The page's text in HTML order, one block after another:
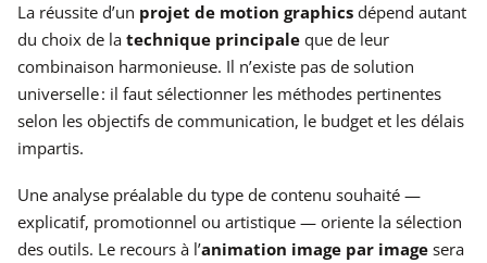
La réussite d’un projet de motion graphics dépend autant
du choix de la technique principale que de leur
combinaison harmonieuse. Il n’existe pas de solution
universelle : il faut sélectionner les méthodes pertinentes
selon les objectifs de communication, le budget et les délais
impartis.
Une analyse préalable du type de contenu souhaité —
explicatif, promotionnel ou artistique — oriente la sélection
des outils. Le recours à l’animation image par image sera